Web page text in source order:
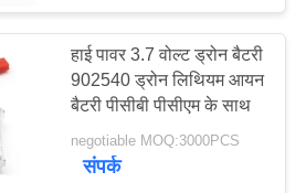
हाई पावर 3.7 वोल्ट ड्रोन बैटरी
902540 ड्रोन लिथियम आयन
बैटरी पीसीबी पीसीएम के साथ
negotiable MOQ:3000PCS
संपर्क